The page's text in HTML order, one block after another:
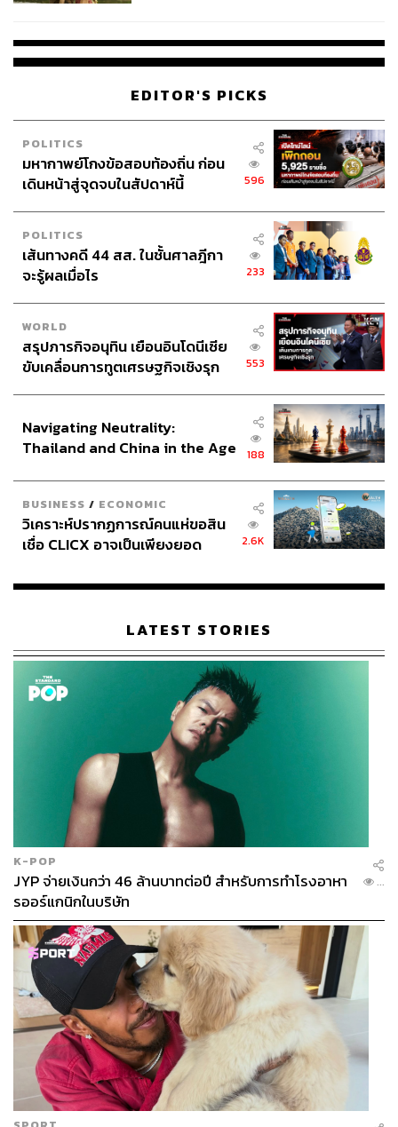
EDITOR'S PICKS
POLITICS
มหากาพย์โกงข้อสอบท้องถิ่น ก่อน
เดินหน้าสู่จุดจบในสัปดาห์นี้
596
POLITICS
เส้นทางคดี 44 สส. ในชั้นศาลฎีกา
จะรู้ผลเมื่อไร
233
WORLD
สรุปภารกิจอนุทิน เยือนอินโดนีเซีย
ขับเคลื่อนการทูตเศรษฐกิจเชิงรุก
553
Navigating Neutrality:
Thailand and China in the Age
188
BUSINESS / ECONOMIC
วิเคราะห์ปรากฏการณ์คนแห่ขอสิน
เชื่อ CLICX อาจเป็นเพียงยอด
เรือนไทยที่ถูกซุกไว้
2.6K
LATEST STORIES
K-POP
JYP จ่ายเงินกว่า 46 ล้านบาทต่อปี สำหรับการทำโรงอาหา
รออร์แกนิกในบริษัท
...